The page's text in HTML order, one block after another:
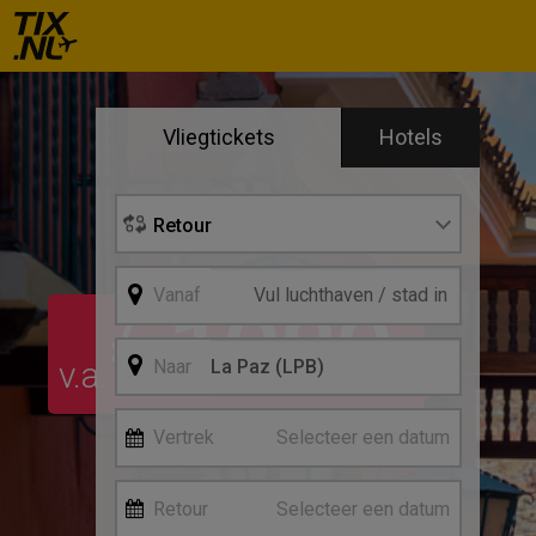
v.a. €1080*
Vliegtickets Hotels
Retour
Vanaf
Naar
Vertrek Selecteer een datum
Retour Selecteer een datum